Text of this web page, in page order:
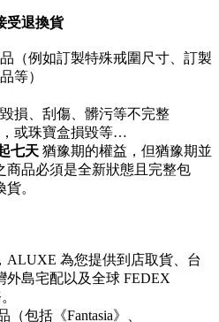
受退換貨
（例如訂製特殊戒圍尺寸、訂製
等）
損、刮傷、髒污等不完整
或珠寶盒損毀等…
七天 猶豫期的權益，但猶豫期並
商品必須是全新狀態且完整包
。
ALUXE 為您提供到店取貨、台
外島宅配以及全球 FEDEX
包括《Fantasia》、